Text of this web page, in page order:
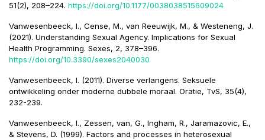
51(2), 208–224. https://doi.org/10.1177/0038038515609024
Vanwesenbeeck, I., Cense, M., van Reeuwijk, M., & Westeneng, J.
(2021). Understanding Sexual Agency. Implications for Sexual
Health Programming. Sexes, 2, 378–396.
https://doi.org/10.3390/sexes2040030
Vanwesenbeeck, I. (2011). Diverse verlangens. Seksuele
ontwikkeling onder moderne dubbele moraal. Oratie, TvS, 35(4),
232-239.
Vanwesenbeeck, I., Zessen, van, G., Ingham, R., Jaramazovic, E.,
& Stevens, D. (1999). Factors and processes in heterosexual